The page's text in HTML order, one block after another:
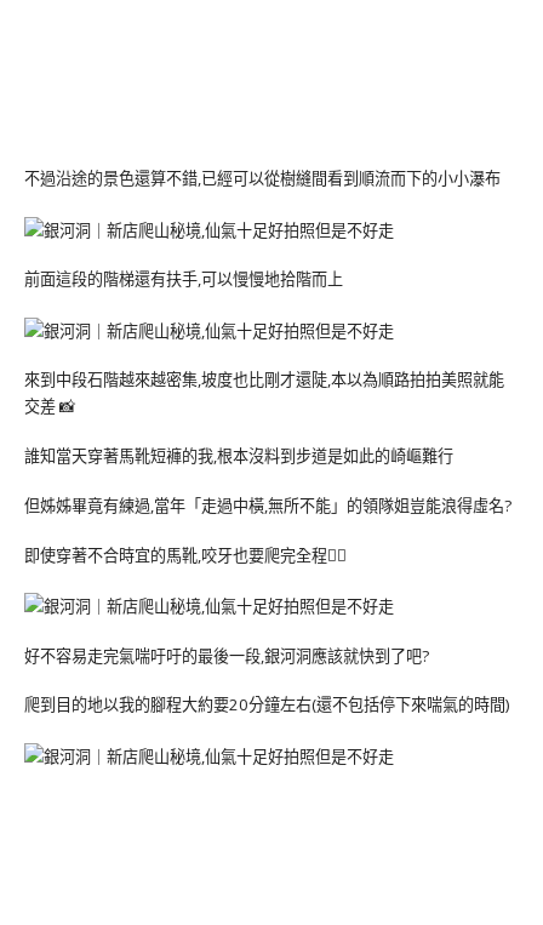
不過沿途的景色還算不錯,已經可以從樹縫間看到順流而下的小小瀑布
前面這段的階梯還有扶手,可以慢慢地拾階而上
來到中段石階越來越密集,坡度也比剛才還陡,本以為順路拍拍美照就能
交差 📸
誰知當天穿著馬靴短褲的我,根本沒料到步道是如此的崎嶇難行
但姊姊畢竟有練過,當年「走過中橫,無所不能」的領隊姐豈能浪得虛名?
即使穿著不合時宜的馬靴,咬牙也要爬完全程🧗‍♀️
好不容易走完氣喘吁吁的最後一段,銀河洞應該就快到了吧?
爬到目的地以我的腳程大約要20分鐘左右(還不包括停下來喘氣的時間)